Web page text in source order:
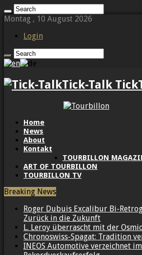
Montag , 10 August 2026
Login
Tick-Talk
Home
News
About
Kontakt
TOURBILLON
ART OF TOURBILLON
TOURBILLON TV
Breaking News
Roger Dubuis Excalibur Bi-
Zurück in die Zukunft
L. Leroy überrascht mit der
Chronoswiss-Spagat: Tradition
INEOS Automotive verzeichnet